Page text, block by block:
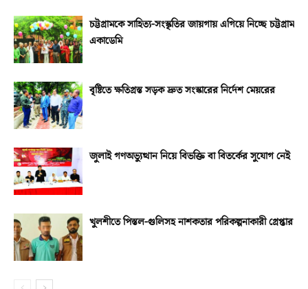
চট্টগ্রামকে সাহিত্য-সংস্কৃতির জায়গায় এগিয়ে নিচ্ছে চট্টগ্রাম
একাডেমি
বৃষ্টিতে ক্ষতিগ্রস্ত সড়ক দ্রুত সংস্কারের নির্দেশ মেয়রের
জুলাই গণঅভ্যুত্থান নিয়ে বিভক্তি বা বিতর্কের সুযোগ নেই
খুলশীতে পিস্তল-গুলিসহ নাশকতার পরিকল্পনাকারী গ্রেপ্তার